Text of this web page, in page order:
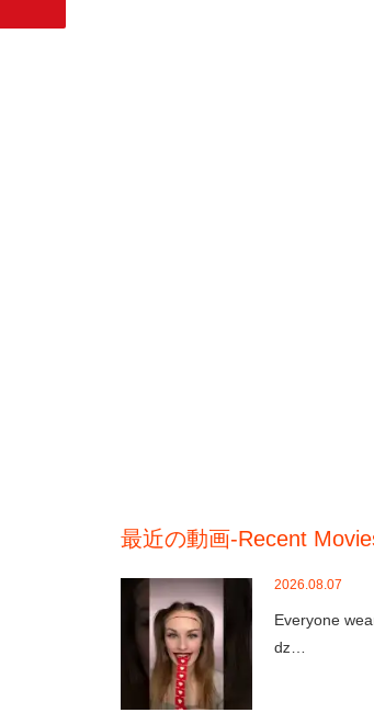
最近の動画-Recent
2026.08.07
Everyone
ǳ…